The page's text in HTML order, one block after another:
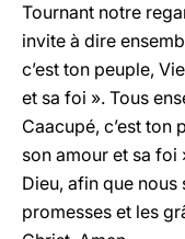
Tournant notre
invite à dire
c’est ton peuple,
et sa foi ». Tous
Caacupé, c’est ton
son amour et sa foi
Dieu, afin que nous
promesses et les